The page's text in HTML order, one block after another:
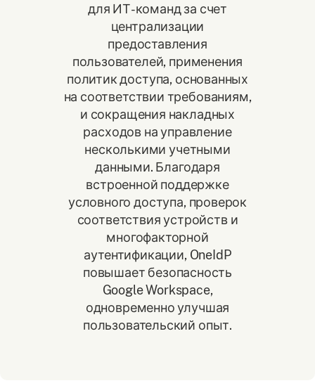
для ИТ-команд за счет
централизации
предоставления
пользователей, применения
политик доступа, основанных
на соответствии требованиям,
и сокращения накладных
расходов на управление
несколькими учетными
данными. Благодаря
встроенной поддержке
условного доступа, проверок
соответствия устройств и
многофакторной
аутентификации, OneIdP
повышает безопасность
Google Workspace,
одновременно улучшая
пользовательский опыт.